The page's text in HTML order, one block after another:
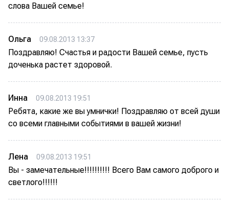
слова Вашей семье!
Ольга 09.08.2013 13:37
Поздравляю! Счастья и радости Вашей семье, пусть
доченька растет здоровой.
Инна 09.08.2013 19:51
Ребята, какие же вы умнички! Поздравляю от всей души
со всеми главными событиями в вашей жизни!
Лена 09.08.2013 19:51
Вы - замечательные!!!!!!!!!! Всего Вам самого доброго и
светлого!!!!!!